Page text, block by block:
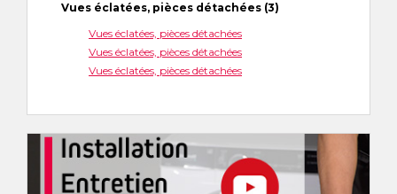
Vues éclatées, pièces détachées (3)
Vues éclatées, pièces détachées
Vues éclatées, pièces détachées
Vues éclatées, pièces détachées